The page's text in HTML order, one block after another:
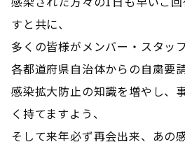
すと共に、
多くの皆様がメンバー・スタッ
各都道府県自治体からの自粛要
感染拡大防止の知識を増やし、
く持てますよう、
そして来年必ず再会出来、あの